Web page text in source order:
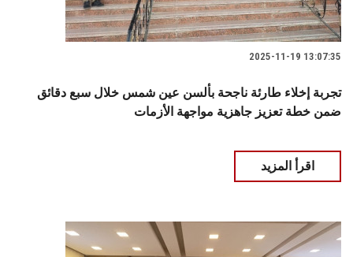
2025-11-19 13:07:35
تجربة إخلاء طارئة ناجحة بألسن عين شمس خلال سبع دقائق
ضمن خطة تعزيز جاهزية مواجهة الأزمات
اقرأ المزيد